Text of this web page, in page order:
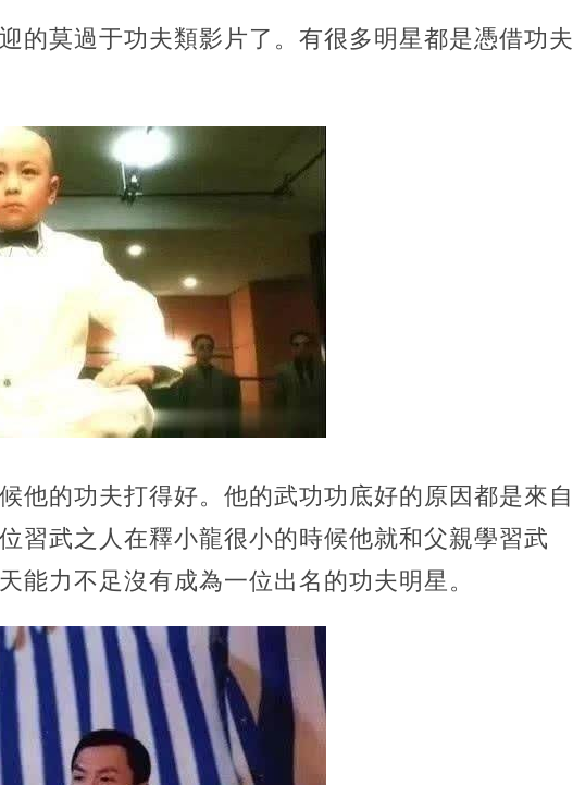
的莫過于功夫類影片了。有很多明星都是憑借功夫
他的功夫打得好。他的武功功底好的原因都是來自
習武之人在釋小龍很小的時候他就和父親學習武
能力不足沒有成為一位出名的功夫明星。